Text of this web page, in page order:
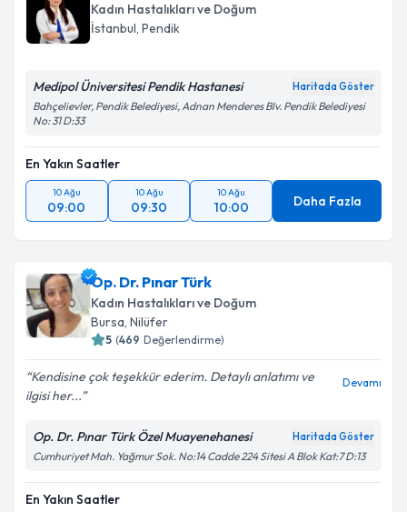
Kadın Hastalıkları ve Doğum
İstanbul, Pendik
Medipol Üniversitesi Pendik Hastanesi Haritada Göster
Bahçelievler, Pendik Belediyesi, Adnan Menderes Blv. Pendik Belediyesi
No: 31 D:33
En Yakın Saatler
10 Ağu
09:00
10 Ağu
09:30
10 Ağu
10:00 Daha Fazla
Op. Dr. Pınar Türk
Kadın Hastalıkları ve Doğum
Bursa, Nilüfer
5 (469 Değerlendirme)
Kendisine çok teşekkür ederim. Detaylı anlatımı ve
ilgisi her...
Devamı
Op. Dr. Pınar Türk Özel Muayenehanesi Haritada Göster
Cumhuriyet Mah. Yağmur Sok. No:14 Cadde 224 Sitesi A Blok Kat:7 D:13
En Yakın Saatler